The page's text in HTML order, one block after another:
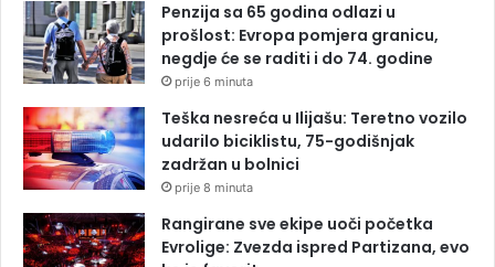
Penzija sa 65 godina odlazi u
prošlost: Evropa pomjera granicu,
negdje će se raditi i do 74. godine
prije 6 minuta
Teška nesreća u Ilijašu: Teretno vozilo
udarilo biciklistu, 75-godišnjak
zadržan u bolnici
prije 8 minuta
Rangirane sve ekipe uoči početka
Evrolige: Zvezda ispred Partizana, evo